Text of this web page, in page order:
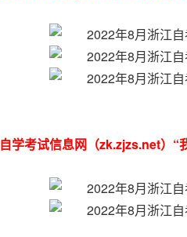
学考试信息网（zk.zjzs.net）“